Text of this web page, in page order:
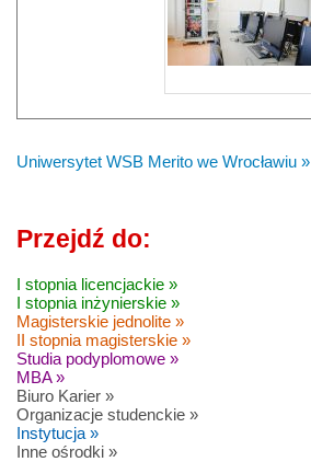
Uniwersytet WSB Merito we Wrocławiu »
Przejdź do:
I stopnia licencjackie »
I stopnia inżynierskie »
Magisterskie jednolite »
II stopnia magisterskie »
Studia podyplomowe »
MBA »
Biuro Karier »
Organizacje studenckie »
Instytucja »
Inne ośrodki »